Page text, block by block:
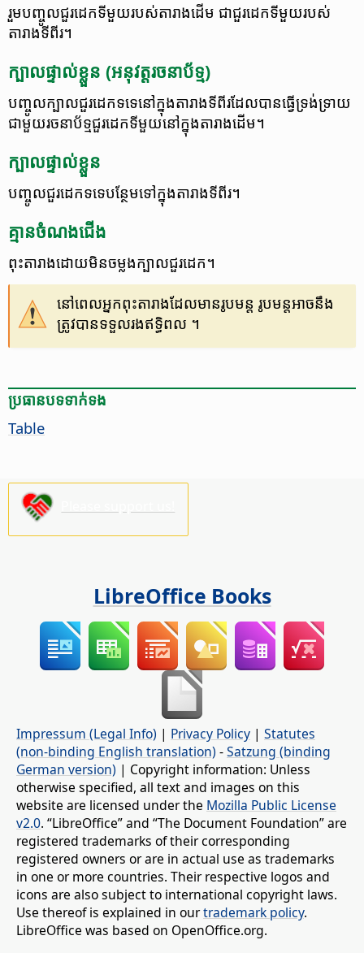
រួមបញ្ចូល​ជួរដេក​ទីមួយ​របស់​តារាង​ដើម ជា​ជួរដេក​ទីមួយ​របស់​
តារាង​ទី​ពីរ។
ក្បាល​ផ្ទាល់​ខ្លួន (អនុវត្ត​រចនាប័ទ្ម)
បញ្ចូល​ក្បាល​ជួរដេក​ទទេ​នៅ​ក្នុង​តារាង​ទី​ពីរ​ដែល​បាន​ធ្វើ​ទ្រង់ទ្រាយ​
ជាមួយ​រចនាប័ទ្ម​ជួរដេក​ទីមួយ​នៅ​ក្នុង​តារាង​ដើម។
ក្បាល​ផ្ទាល់​ខ្លួន
បញ្ចូល​ជួរដេក​ទទេ​បន្ថែម​ទៅ​ក្នុង​តារាង​ទី​ពីរ។
គ្មាន​ចំណងជើង
ពុះ​តារាង​ដោយ​មិន​ចម្លង​ក្បាល​ជួរដេក។
នៅ​ពេល​អ្នក​ពុះ​តារាង​ដែល​មាន​រូបមន្ត រូបមន្ត​អាច​នឹង​
ត្រូវ​បាន​ទទួលរង​ឥទ្ធិពល ។
ប្រធានបទ​ទាក់ទង
Table
LibreOffice Books
Impressum (Legal Info) | Privacy Policy | Statutes
(non-binding English translation) -Satzung (binding
German version) | Copyright information: Unless
otherwise specified, all text and images on this
website are licensed under the Mozilla Public License
v2.0. “LibreOffice” and “The Document Foundation” are
registered trademarks of their corresponding
registered owners or are in actual use as trademarks
in one or more countries. Their respective logos and
icons are also subject to international copyright laws.
Use thereof is explained in ourtrademark policy.
LibreOffice was based on OpenOffice.org.